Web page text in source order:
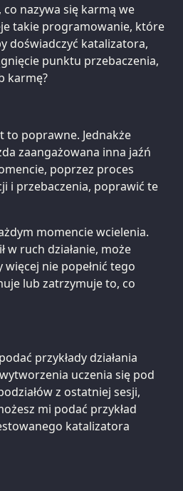
nazywa się karmą we
takie programowanie, które
doświadczyć katalizatora,
punktu przebaczenia,
karmę?
to poprawne. Jednakże
zaangażowana inna jaźń
poprzez proces
i przebaczenia, poprawić te
momencie wcielenia.
w ruch działanie, może
nie popełnić tego
lub zatrzymuje to, co
przykłady działania
uczenia się pod
z ostatniej sesji,
mi podać przykład
katalizatora